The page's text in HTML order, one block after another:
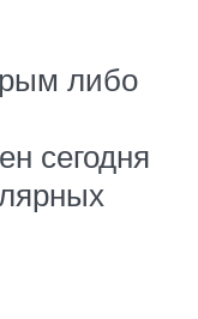
либо
сегодня